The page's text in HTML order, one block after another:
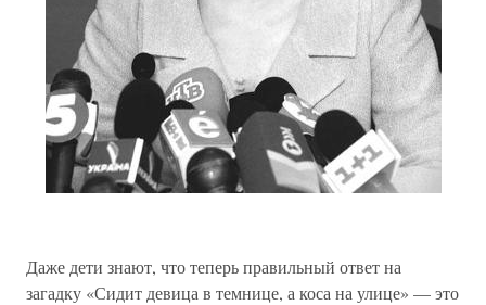
Даже дети знают, что теперь правильный ответ на
загадку «Сидит девица в темнице, а коса на улице» — это